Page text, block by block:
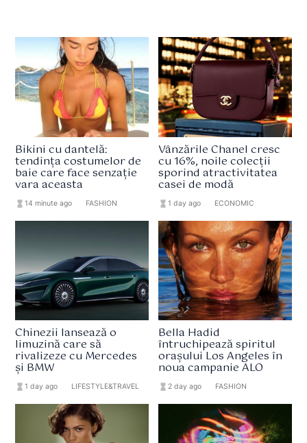
Bikini cu dantelă:
tendința costumelor de
baie care face senzație
vara aceasta
hourglass_full14 minute ago FASHION
Vânzările Chanel cresc
cu 16%, noile colecții
sporind atractivitatea
casei de modă
hourglass_full 1 day ago ECONOMIC
Chinezii lansează o
limuzină care să
rivalizeze cu Mercedes
și BMW
hourglass_full1 day ago LIFESTYLE&TRAVEL
Bella Hadid
întruchipează spiritul
orașului Los Angeles în
noua campanie ALO
hourglass_full 2 day ago FASHION